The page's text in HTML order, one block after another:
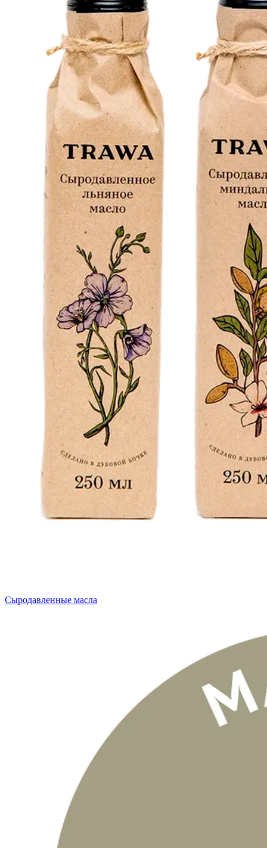
Сыродавленные масла